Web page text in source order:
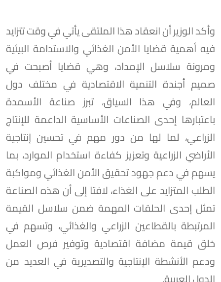
وأكد الوزير أن انعقاد هذا الملتقى يأتي في وقت تتزايد
فيه أهمية قضايا الأمن الغذائي والاستدامة البيئية
ومرونة سلاسل الإمداد، وهي قضايا أصبحت في
صميم أجندة التنمية الاقتصادية في مختلف دول
العالم، وفي هذا السياق، تبرز صناعة الأسمدة
باعتبارها إحدى الصناعات الأساسية الداعمة للإنتاج
الزراعي، لما لها من دور مهم في تحسين إنتاجية
الأراضي الزراعية وتعزيز كفاءة استخدام الموارد، بما
يسهم في دعم جهود تحقيق الأمن الغذائي ومواكبة
الطلب المتزايد على الغذاء، لافتا إلى أن هذه الصناعة
تمثل إحدى الحلقات المهمة ضمن سلاسل القيمة
المرتبطة بالقطاعين الزراعي والغذائي، وتسهم في
خلق قيمة مضافة اقتصادية وتوفير فرص العمل
ودعم الأنشطة الإنتاجية والتصديرية في العديد من